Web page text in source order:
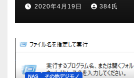
2020年4月19日 384氏
NAS その他デジモノ